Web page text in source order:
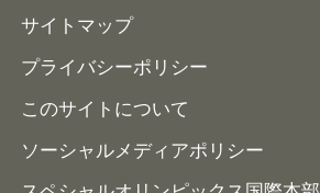
サイトマップ
プライバシーポリシー
このサイトについて
ソーシャルメディアポリシー